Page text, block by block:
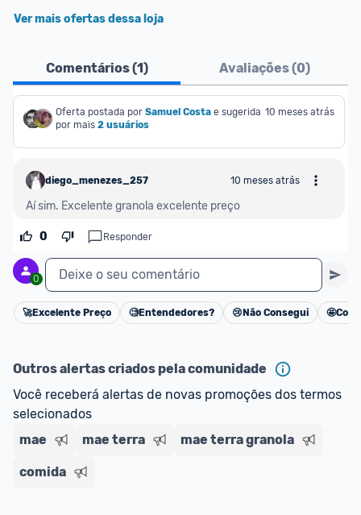
Ver mais ofertas dessa loja
Comentários (1) Avaliações (0)
Oferta postada por Samuel Costa e sugerida
por mais 2 usuários
10 meses atrás
diego_menezes_257668 10 meses atrás
Aí sim. Excelente granola excelente preço
0 Responder
0 Deixe o seu comentário
Cancelar
🚀Excelente Preço 🧐Entendedores? 😢 Não Consegui 🤩
Outros alertas criados pela comunidade
Você receberá alertas de novas promoções dos termos
selecionados
mae
mae terra mae terra granola
comida